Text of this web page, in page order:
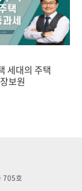
세대의 주택
보원
705호